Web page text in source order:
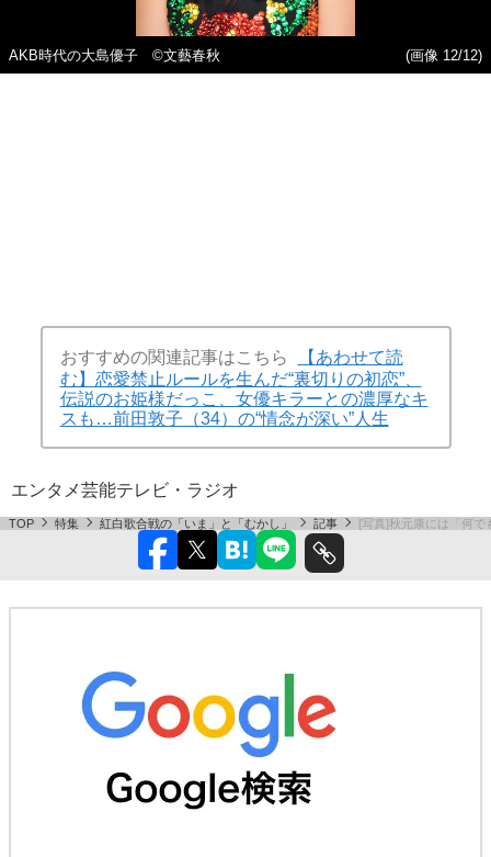
AKB時代の大島優子 ©文藝春秋 (画像 12/12)
おすすめの関連記事はこちら
【あわせて読
む】恋愛禁止ルールを生んだ“裏切りの初恋”、
伝説のお姫様だっこ、女優キラーとの濃厚なキ
スも…前田敦子（34）の“情念が深い”人生
エンタメ芸能テレビ・ラジオ
TOP 特集 紅白歌合戦の「いま」と「むかし」 記事 [写真]秋元康には「何